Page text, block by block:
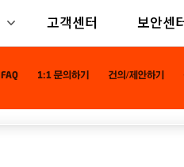
고객센터 보안센